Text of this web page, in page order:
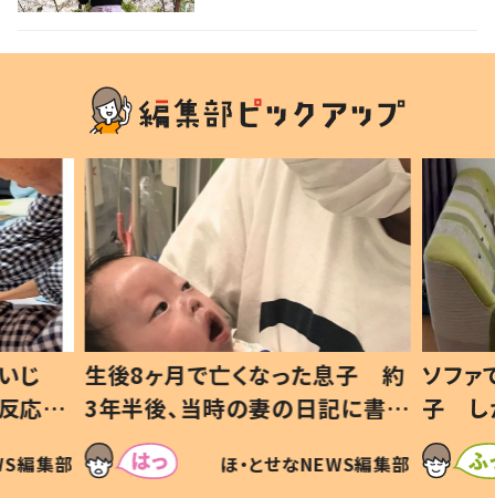
子 約
に書い
編集部
ソファでおにぎりを食べる1歳息
子 しかしよく見ると…母「！？」
すべてを察した母の投稿に「可愛
いから許す！」「現行犯〜」
ほ・とせなNEWS編集部
小1
ッド
作り
#令
SNS